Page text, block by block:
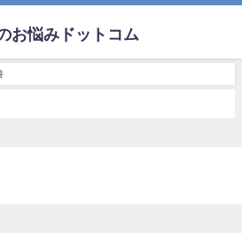
お悩みドットコム